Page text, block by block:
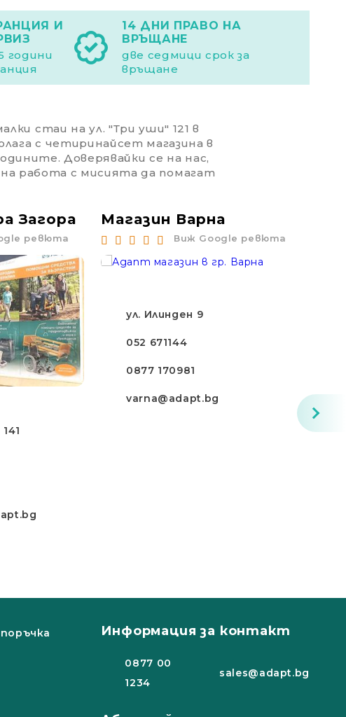
И
години
14 ДНИ ПРАВО НА
ВРЪЩАНЕ
две седмици срок за
връщане
стаи на ул. "Три уши" 121 в
с четиринайсет магазина в
Доверявайки се на нас,
работа с мисията да помагат
Загора
ревюта
Магазин Варна
Виж Google ревюта
ул. Илинден 9
052 671144
0877 170981
varna@adapt.bg
Информация за контакт
0877 00
1234
sales@adapt.bg